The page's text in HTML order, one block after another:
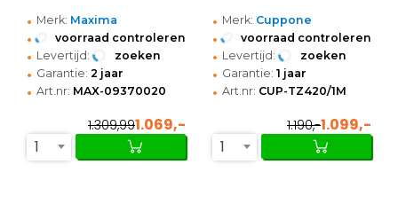
• Merk: Maxima
• voorraad controleren
• Levertijd: zoeken
• Garantie: 2 jaar
• Art.nr: MAX-09370020
1.309,991.069,-
1
• Merk: Cuppone
• voorraad controleren
• Levertijd: zoeken
• Garantie: 1 jaar
• Art.nr: CUP-TZ420/1M
1.190,-1.099,-
1